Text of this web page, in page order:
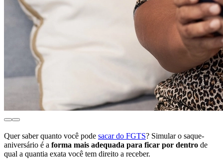
Quer saber quanto você pode sacar do FGTS? Simular o saque-
aniversário é a forma mais adequada para ficar por dentro de
qual a quantia exata você tem direito a receber.